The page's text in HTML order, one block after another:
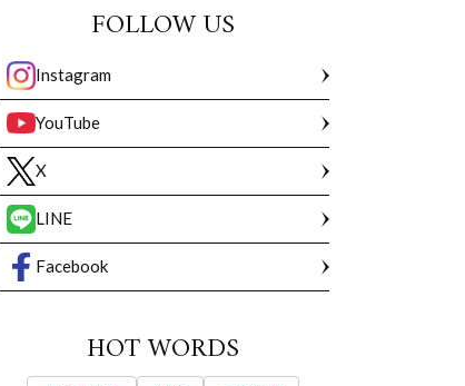
FOLLOW US
Instagram
YouTube
X
LINE
Facebook
HOT WORDS